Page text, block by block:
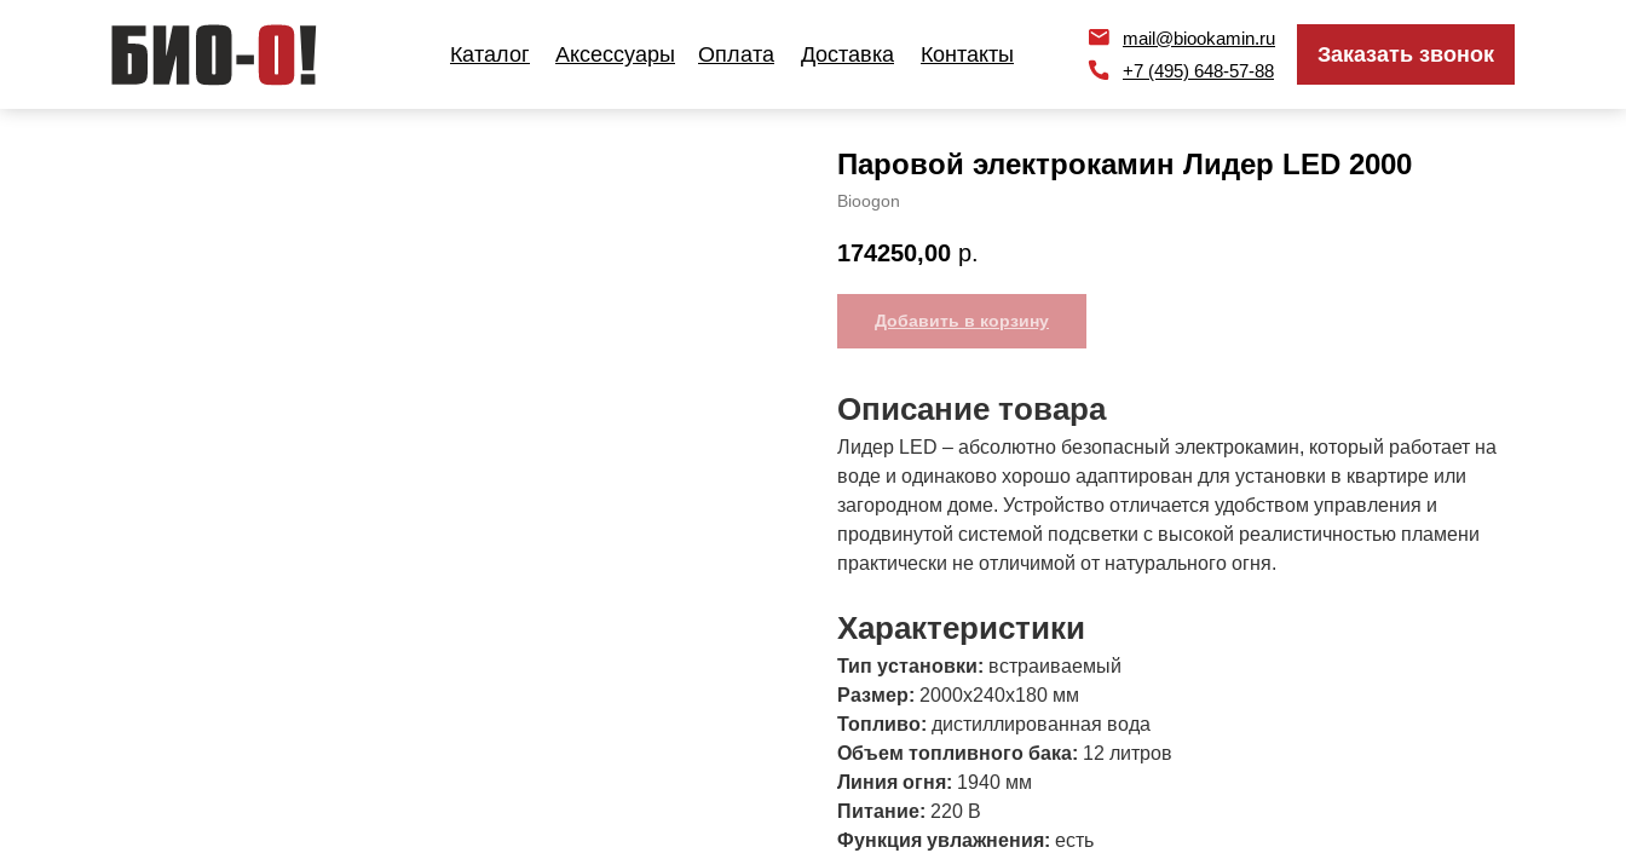
Доставка Контакты
Оплата Заказать звонок
+7 (495) 648-57-88
mail@biookamin.ru
Каталог Аксессуары
Каталог Аксессуары Доставка Контакты
Оплата Заказать звонок
+7 (495) 648-57-88
mail@biookamin.ru
Паровой электрокамин Лидер LED 2000
Bioogon
174250,00 р.
Добавить в корзину
Описание товара
Лидер LED – абсолютно безопасный электрокамин, который работает на
воде и одинаково хорошо адаптирован для установки в квартире или
загородном доме. Устройство отличается удобством управления и
продвинутой системой подсветки с высокой реалистичностью пламени
практически не отличимой от натурального огня.
Характеристики
Тип установки: встраиваемый
Размер: 2000х240х180 мм
Топливо: дистиллированная вода
Объем топливного бака: 12 литров
Линия огня: 1940 мм
Питание: 220 В
Функция увлажнения: есть